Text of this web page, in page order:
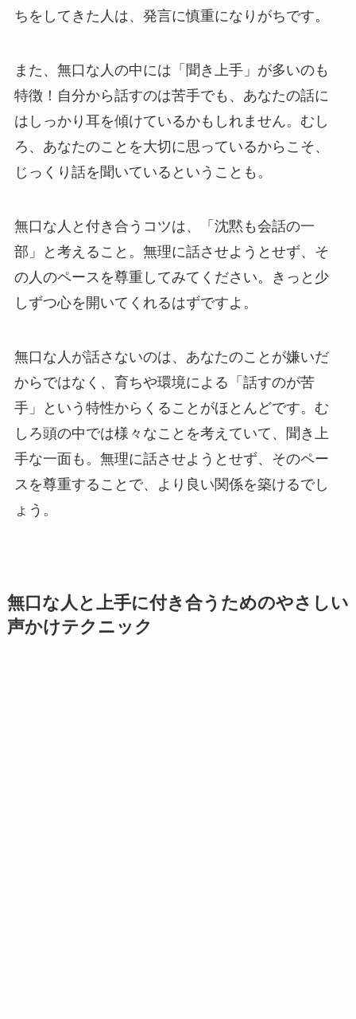
ちをしてきた人は、発言に慎重になりがちです。
また、無口な人の中には「聞き上手」が多いのも
特徴！自分から話すのは苦手でも、あなたの話に
はしっかり耳を傾けているかもしれません。むし
ろ、あなたのことを大切に思っているからこそ、
じっくり話を聞いているということも。
無口な人と付き合うコツは、「沈黙も会話の一
部」と考えること。無理に話させようとせず、そ
の人のペースを尊重してみてください。きっと少
しずつ心を開いてくれるはずですよ。
無口な人が話さないのは、あなたのことが嫌いだ
からではなく、育ちや環境による「話すのが苦
手」という特性からくることがほとんどです。む
しろ頭の中では様々なことを考えていて、聞き上
手な一面も。無理に話させようとせず、そのペー
スを尊重することで、より良い関係を築けるでし
ょう。
無口な人と上手に付き合うためのやさしい
声かけテクニック